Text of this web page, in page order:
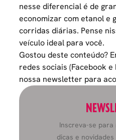
nesse diferencial é de
economizar com etanol e
corridas diárias. Pense
veículo ideal para você.
Gostou deste conteúdo?
redes sociais (Facebook e
nossa newsletter para
Inscreva-se
dicas e